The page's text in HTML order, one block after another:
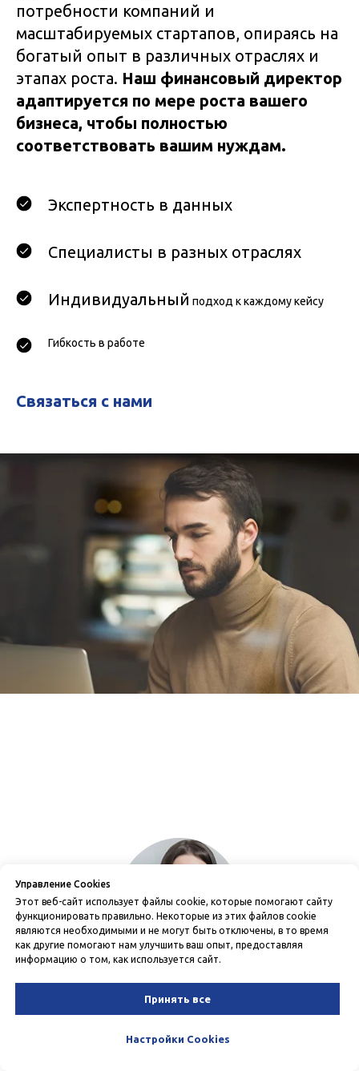
потребности компаний и
масштабируемых стартапов, опираясь на
богатый опыт в различных отраслях и
этапах роста. Наш финансовый директор
адаптируется по мере роста вашего
бизнеса, чтобы полностью
соответствовать вашим нуждам.
Экспертность в данных
Специалисты в разных отраслях
Индивидуальный подход к каждому кейсу
Гибкость в работе
Связаться с нами
"Анар, спустя 2 месяца совместной работы,
сейчас пишу с большой благодарностью. Очень
рада, что приняла решение работать с вами)
Управление Cookies
Этот веб-сайт использует файлы cookie, которые помогают сайту
функционировать правильно. Некоторые из этих файлов cookie
являются необходимыми и не могут быть отключены, в то время
как другие помогают нам улучшить ваш опыт, предоставляя
информацию о том, как используется сайт.
Принять все
Настройки Cookies